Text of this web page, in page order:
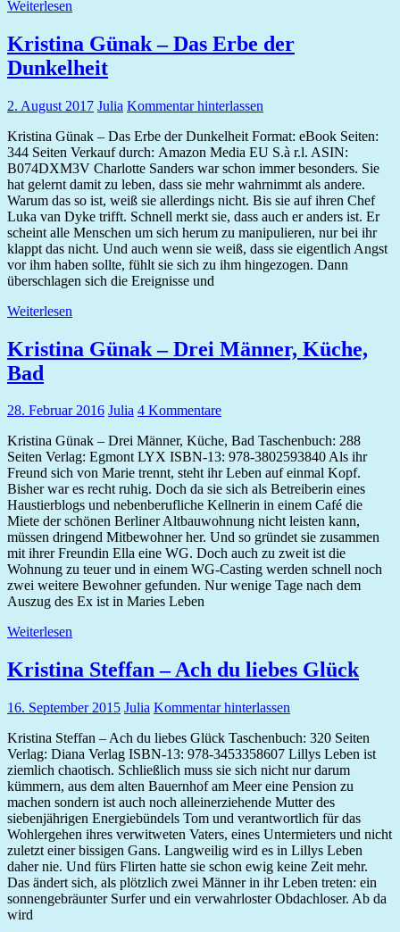
Weiterlesen
Kristina Günak – Das Erbe der
Dunkelheit
2. August 2017 Julia Kommentar hinterlassen
Kristina Günak – Das Erbe der Dunkelheit Format: eBook Seiten:
344 Seiten Verkauf durch: Amazon Media EU S.à r.l. ASIN:
B074DXM3V Charlotte Sanders war schon immer besonders. Sie
hat gelernt damit zu leben, dass sie mehr wahrnimmt als andere.
Warum das so ist, weiß sie allerdings nicht. Bis sie auf ihren Chef
Luka van Dyke trifft. Schnell merkt sie, dass auch er anders ist. Er
scheint alle Menschen um sich herum zu manipulieren, nur bei ihr
klappt das nicht. Und auch wenn sie weiß, dass sie eigentlich Angst
vor ihm haben sollte, fühlt sie sich zu ihm hingezogen. Dann
überschlagen sich die Ereignisse und
Weiterlesen
Kristina Günak – Drei Männer, Küche,
Bad
28. Februar 2016 Julia 4 Kommentare
Kristina Günak – Drei Männer, Küche, Bad Taschenbuch: 288
Seiten Verlag: Egmont LYX ISBN-13: 978-3802593840 Als ihr
Freund sich von Marie trennt, steht ihr Leben auf einmal Kopf.
Bisher war es recht ruhig. Doch da sie sich als Betreiberin eines
Haustierblogs und nebenberufliche Kellnerin in einem Café die
Miete der schönen Berliner Altbauwohnung nicht leisten kann,
müssen dringend Mitbewohner her. Und so gründet sie zusammen
mit ihrer Freundin Ella eine WG. Doch auch zu zweit ist die
Wohnung zu teuer und in einem WG-Casting werden schnell noch
zwei weitere Bewohner gefunden. Nur wenige Tage nach dem
Auszug des Ex ist in Maries Leben
Weiterlesen
Kristina Steffan – Ach du liebes Glück
16. September 2015 Julia Kommentar hinterlassen
Kristina Steffan – Ach du liebes Glück Taschenbuch: 320 Seiten
Verlag: Diana Verlag ISBN-13: 978-3453358607 Lillys Leben ist
ziemlich chaotisch. Schließlich muss sie sich nicht nur darum
kümmern, aus dem alten Bauernhof am Meer eine Pension zu
machen sondern ist auch noch alleinerziehende Mutter des
siebenjährigen Energiebündels Tom und verantwortlich für das
Wohlergehen ihres verwitweten Vaters, eines Untermieters und nicht
zuletzt einer bissigen Gans. Langweilig wird es in Lillys Leben
daher nie. Und fürs Flirten hatte sie schon ewig keine Zeit mehr.
Das ändert sich, als plötzlich zwei Männer in ihr Leben treten: ein
sonnengebräunter Surfer und ein verwahrloster Obdachloser. Ab da
wird